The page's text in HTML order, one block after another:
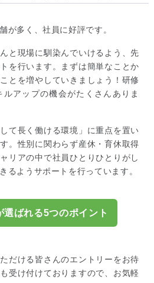
が多く、社員に好評です。
と現場に馴染んでいけるよう、先
を行います。まずは簡単なことか
とを増やしていきましょう！研修
アップの機会がたくさんありま
て長く働ける環境」に重点を置い
。性別に関わらず産休・育休取得
リアの中で社員ひとりひとりがし
るようサポートを行っています。
選ばれる5つのポイント
だける皆さんのエントリーをお待
受け付けておりますので、お気軽